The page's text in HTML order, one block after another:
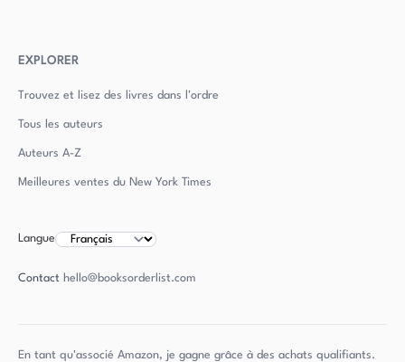
EXPLORER
Trouvez et lisez des livres dans l'ordre
Tous les auteurs
Auteurs A-Z
Meilleures ventes du New York Times
Langue
Contact hello@booksorderlist.com
En tant qu'associé Amazon, je gagne grâce à des achats qualifiants.